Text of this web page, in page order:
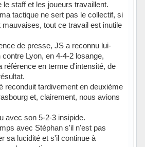
le staff et les joueurs travaillent.
tactique ne sert pas le collectif, si
mauvaises, tout ce travail est inutile
de presse, JS a reconnu lui-
Lyon, en 4-4-2 losange,
référence en terme d'intensité, de
reconduit tardivement en deuxième
et, clairement, nous avions
avec son 5-2-3 insipide.
avec Stéphan s'il n'est pas
sa lucidité et s'il continue à